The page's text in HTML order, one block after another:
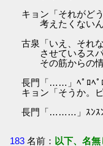
キョン「それがど
考えたくないん
古泉「いえ、それ
させているスパ
その筋からの情
長門「……」ﾍﾟﾛﾍﾟ
キョン「そうか。
長門「………」ｽﾝｽﾝ
183 名前： 以下、名